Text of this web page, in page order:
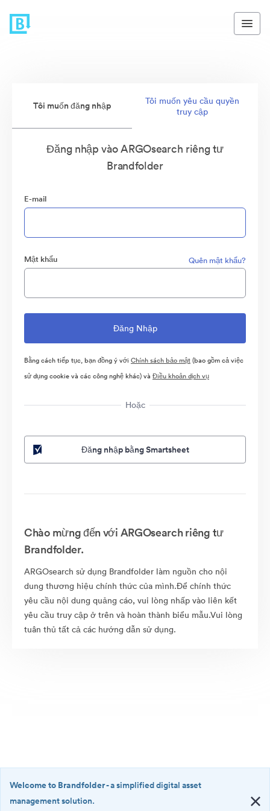
Tôi muốn đăng nhập
Tôi muốn yêu cầu quyền
truy cập
Đăng nhập vào ARGOsearch riêng tư
Brandfolder
E-mail
Mật khẩu Quên mật khẩu?
Bằng cách tiếp tục, bạn đồng ý với Chính sách bảo mật(bao gồm cả việc
sử dụng cookie và các công nghệ khác) và Điều khoản dịch vụ
Hoặc
Đăng nhập bằng Smartsheet
Chào mừng đến với ARGOsearch riêng tư
Brandfolder.
ARGOsearch sử dụng Brandfolder làm nguồn cho nội
dung thương hiệu chính thức của mình.Để chính thức
yêu cầu nội dung quảng cáo, vui lòng nhấp vào liên kết
yêu cầu truy cập ở trên và hoàn thành biểu mẫu.Vui lòng
tuân thủ tất cả các hướng dẫn sử dụng.
Welcome to Brandfolder- a simplified digital asset
management solution.